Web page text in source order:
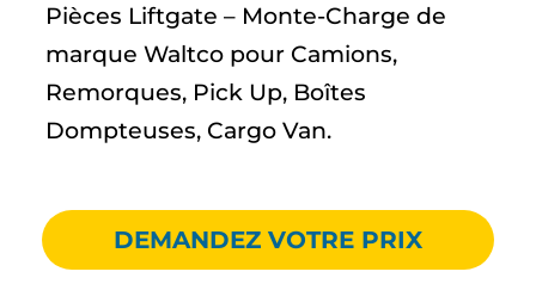
Pièces Liftgate – Monte-Charge de
marque Waltco pour Camions,
Remorques, Pick Up, Boîtes
Dompteuses, Cargo Van.
DEMANDEZ VOTRE PRIX